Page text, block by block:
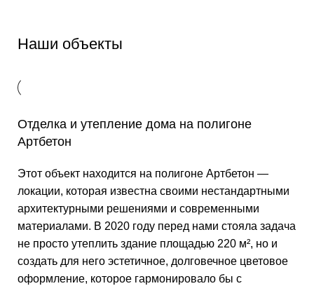
Наши объекты
Отделка и утепление дома на полигоне
Артбетон
Этот объект находится на полигоне Артбетон —
локации, которая известна своими нестандартными
архитектурными решениями и современными
материалами. В 2020 году перед нами стояла задача
не просто утеплить здание площадью 220 м², но и
создать для него эстетичное, долговечное цветовое
оформление, которое гармонировало бы с